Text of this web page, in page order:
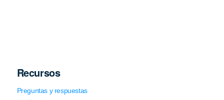
Recursos
Preguntas y respuestas